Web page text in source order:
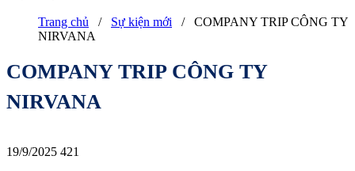
Trang chủ / Sự kiện mới / COMPANY TRIP CÔNG TY
NIRVANA
COMPANY TRIP CÔNG TY
NIRVANA
19/9/2025 421